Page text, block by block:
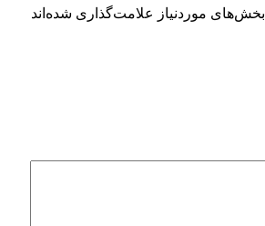
بخش‌های موردنیاز علامت‌گذاری شده‌اند